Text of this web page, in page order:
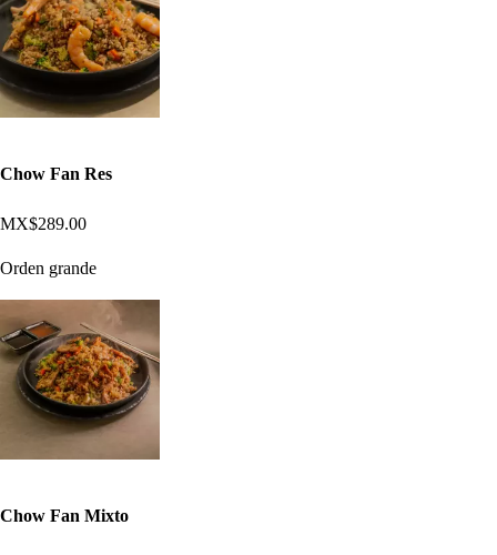
Chow Fan Res
MX$289.00
Orden grande
Chow Fan Mixto